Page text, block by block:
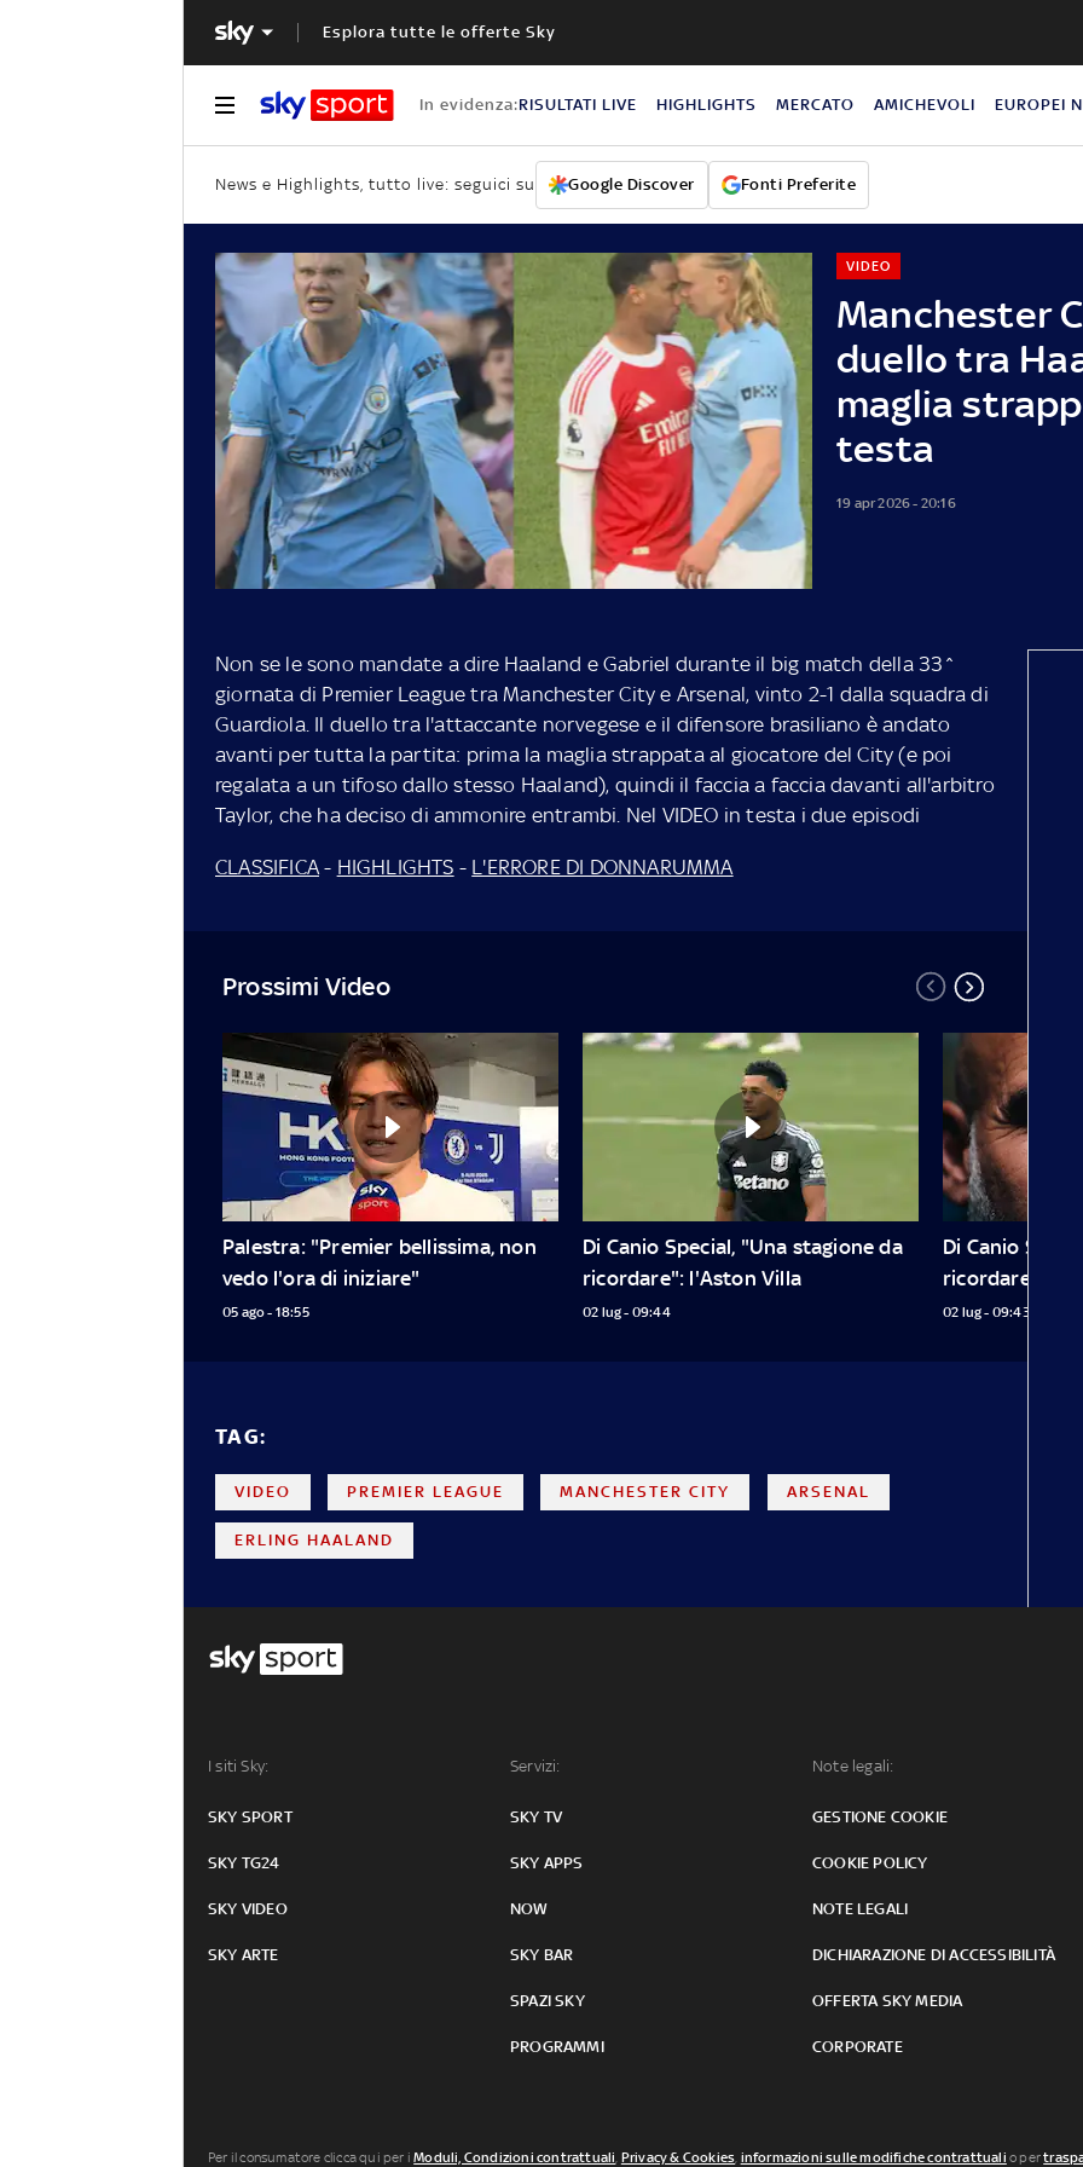
Esplora tutte le offerte Sky
In evidenza:RISULTATI LIVE HIGHLIGHTS MERCATO AMICHEVOLI EUROPEI
News e Highlights, tutto live: seguici su Google Discover Fonti Preferite
Manchester
duello tra
maglia
testa
VIDEO
19 apr 2026 - 20:16
Non se le sono mandate a dire Haaland e Gabriel durante il big match della 33^
giornata di Premier League tra Manchester City e Arsenal, vinto 2-1 dalla squadra di
Guardiola. Il duello tra l'attaccante norvegese e il difensore brasiliano è andato
avanti per tutta la partita: prima la maglia strappata al giocatore del City (e poi
regalata a un tifoso dallo stesso Haaland), quindi il faccia a faccia davanti all'arbitro
Taylor, che ha deciso di ammonire entrambi. Nel VIDEO in testa i due episodi
CLASSIFICA - HIGHLIGHTS - L'ERRORE DI DONNARUMMA
Prossimi Video
Palestra: "Premier bellissima, non
vedo l'ora di iniziare"
05 ago - 18:55
Di Canio Special, "Una stagione da
ricordare": l'Aston Villa
02 lug - 09:44
Di Canio
ricordare": il
02 lug - 09:43
TAG:
VIDEO PREMIER LEAGUE MANCHESTER CITY ARSENAL
ERLING HAALAND
I siti Sky:
SKY SPORT
SKY TG24
SKY VIDEO
SKY ARTE
Servizi:
SKY TV
SKY APPS
NOW
SKY BAR
SPAZI SKY
PROGRAMMI
Note legali:
GESTIONE COOKIE
COOKIE POLICY
NOTE LEGALI
DICHIARAZIONE DI ACCESSIBILITÀ
OFFERTA SKY MEDIA
CORPORATE
Per il consumatore clicca qui per iModuli, Condizioni contrattuali, Privacy & Cookies, informazioni sulle modifiche contrattuali o per